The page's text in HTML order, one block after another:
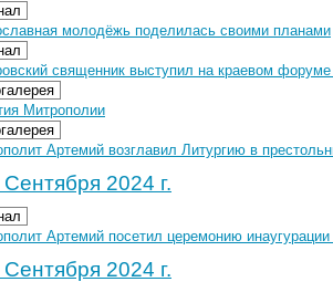
молодёжь поделилась своими планами
священник выступил на краевом
Митрополии
Артемий возглавил Литургию в
Сентября 2024 г.
Артемий посетил церемонию инаугурации
Сентября 2024 г.